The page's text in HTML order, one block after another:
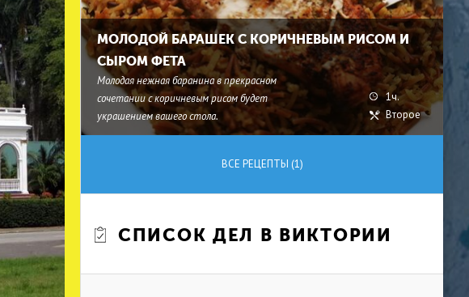
МОЛОДОЙ БАРАШЕК С КОРИЧНЕВЫМ РИСОМ И
СЫРОМ ФЕТА
Молодая нежная баранина в прекрасном
сочетании с коричневым рисом будет
украшением вашего стола.
1ч.
Второе
ВСЕ РЕЦЕПТЫ (1)
СПИСОК ДЕЛ В ВИКТОРИИ